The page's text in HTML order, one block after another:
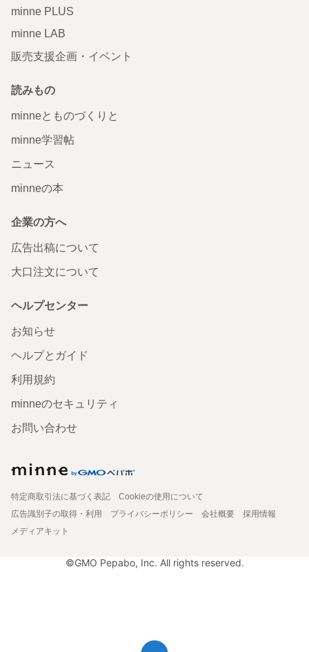
minne PLUS
minne LAB
販売支援企画・イベント
読みもの
minneとものづくりと
minne学習帖
ニュース
minneの本
企業の方へ
広告出稿について
大口注文について
ヘルプセンター
お知らせ
ヘルプとガイド
利用規約
minneのセキュリティ
お問い合わせ
特定商取引法に基づく表記
Cookieの使用について
広告識別子の取得・利用
プライバシーポリシー 会社概要
採用情報
メディアキット
©GMO Pepabo, Inc. All rights reserved.